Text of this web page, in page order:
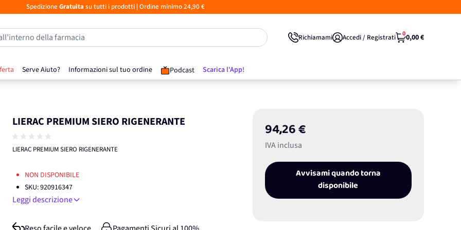
Spedizione Gratuita su tutti i prodotti| Ordine minimo 24,90 €
Serve Aiuto? Informazioni sul tuo ordine Podcast Scarica l'App!
della farmacia Richiamami Accedi / Registrati 00,00 €
LIERAC PREMIUM SIERO RIGENERANTE
LIERAC PREMIUM SIERO RIGENERANTE
94,26 €
IVA inclusa
Avvisami quando torna
disponibile
NON DISPONIBILE
SKU:920916347
Leggi descrizione